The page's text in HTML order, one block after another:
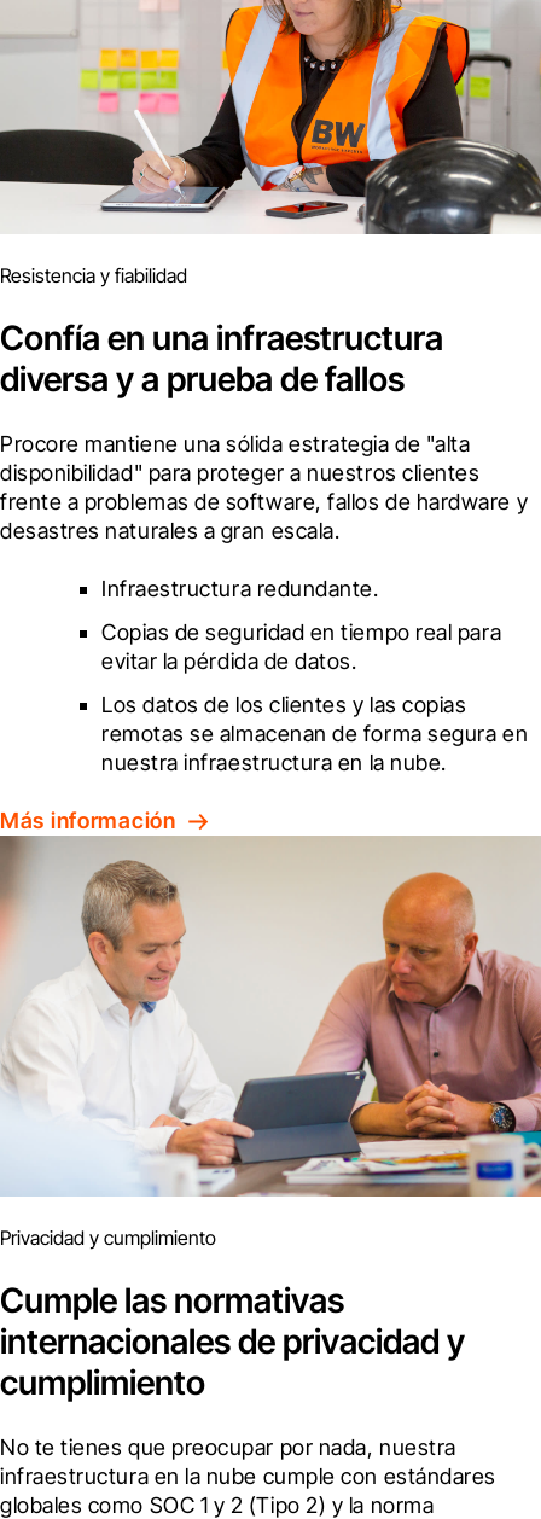
Resistencia y fiabilidad
Confía en una infraestructura
diversa y a prueba de fallos
Procore mantiene una sólida estrategia de "alta
disponibilidad" para proteger a nuestros clientes
frente a problemas de software, fallos de hardware y
desastres naturales a gran escala.
Infraestructura redundante.
Copias de seguridad en tiempo real para
evitar la pérdida de datos.
Los datos de los clientes y las copias
remotas se almacenan de forma segura en
nuestra infraestructura en la nube.
Más información
Privacidad y cumplimiento
Cumple las normativas
internacionales de privacidad y
cumplimiento
No te tienes que preocupar por nada, nuestra
infraestructura en la nube cumple con estándares
globales como SOC 1 y 2 (Tipo 2) y la norma